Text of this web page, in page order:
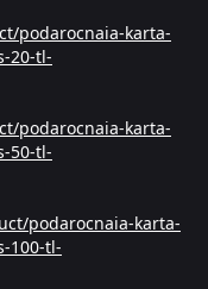
podarocnaia-karta-
20-tl-
podarocnaia-karta-
50-tl-
podarocnaia-karta-
100-tl-